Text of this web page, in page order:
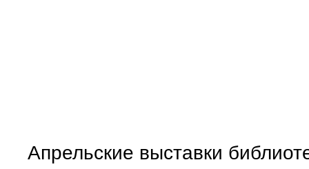
Апрельские выставки